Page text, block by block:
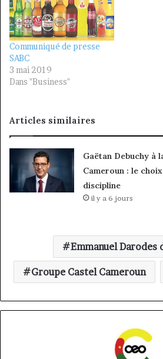
Communiqué de presse
SABC
3 mai 2019
Dans "Business"
Articles similaires
Gaëtan Debuchy à
Cameroun : le
discipline
il y a 6 jours
Emmanuel Darodes
Groupe Castel Cameroun